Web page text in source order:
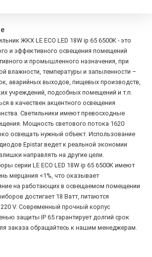
ЖКХ LE ECO LED 18W ip 65 6500К - это
и эффективного освещения помещений
и промышленного назначения, при
влажности, температуры и запыленности –
аварийных выходов, пищевых производств,
учреждений, подсобных помещений и т.п.
в качествен акцентного освещения
Светильники имеют превосходные
Мощность светового потока 1620
освещать нужный объект. Использование
Epistar ведет к реальной экономии
направлять на другие цели.
серии LE ECO LED 18W ip 65 6500К имеют
мерцания <1%, что оказывает
на работающих в освещаемом помещении
достигает 18 Ватт, питаются
220 V. Современный прочный корпус
защиты IP 65 гарантирует долгий срок
заказа обращайтесь к нашим менеджерам.